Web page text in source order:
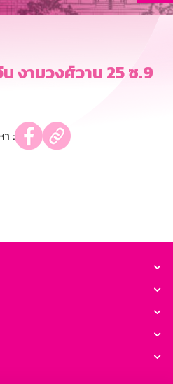
Society
น งามวงศ์วาน 25 ซ.9
: